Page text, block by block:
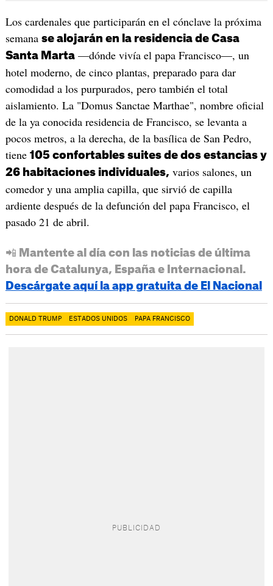
Los cardenales que participarán en el cónclave la próxima
semana se alojarán en la residencia de Casa
Santa Marta—dónde vivía el papa Francisco—, un
hotel moderno, de cinco plantas, preparado para dar
comodidad a los purpurados, pero también el total
aislamiento. La "Domus Sanctae Marthae", nombre oficial
de la ya conocida residencia de Francisco, se levanta a
pocos metros, a la derecha, de la basílica de San Pedro,
tiene 105 confortables suites de dos estancias y
26 habitaciones individuales, varios salones, un
comedor y una amplia capilla, que sirvió de capilla
ardiente después de la defunción del papa Francisco, el
pasado 21 de abril.
📲 Mantente al día con las noticias de última
hora de Catalunya, España e Internacional.
Descárgate aquí la app gratuita de El Nacional
DONALD TRUMP ESTADOS UNIDOS PAPA FRANCISCO